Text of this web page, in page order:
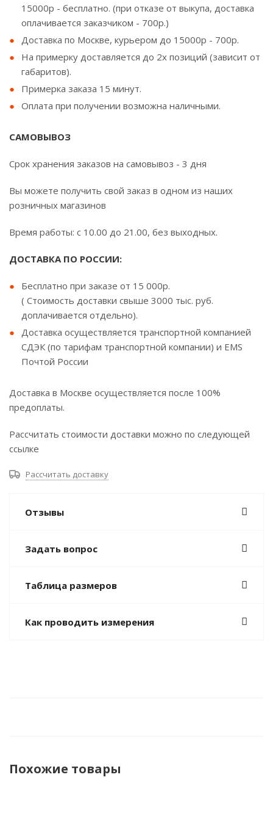
15000р - бесплатно. (при отказе от выкупа, доставка
оплачивается заказчиком - 700р.)
Доставка по Москве, курьером до 15000р - 700р.
На примерку доставляется до 2х позиций (зависит от
габаритов).
Примерка заказа 15 минут.
Оплата при получении возможна наличными.
САМОВЫВОЗ
Срок хранения заказов на самовывоз - 3 дня
Вы можете получить свой заказ в одном из наших
розничных магазинов
Время работы: с 10.00 до 21.00, без выходных.
ДОСТАВКА ПО РОССИИ:
Бесплатно при заказе от 15 000р.
( Стоимость доставки свыше 3000 тыс. руб.
доплачивается отдельно).
Доставка осуществляется транспортной компанией
СДЭК (по тарифам транспортной компании) и EMS
Почтой России
Доставка в Москве осуществляется после 100%
предоплаты.
Рассчитать стоимости доставки можно по следующей
ссылке
Рассчитать доставку
Отзывы
Задать вопрос
Таблица размеров
Как проводить измерения
Похожие товары